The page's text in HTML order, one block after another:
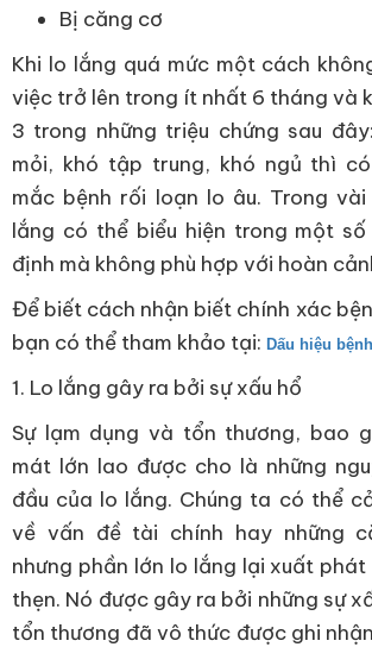
Bị căng cơ
Khi lo lắng quá mức một cách
việc trở lên trong ít nhất 6 tháng và
3 trong những triệu chứng sau
mỏi, khó tập trung, khó ngủ thì
mắc bệnh rối loạn lo âu. Trong
lắng có thể biểu hiện trong một
định mà không phù hợp với hoàn
Để biết cách nhận biết chính xác
bạn có thể tham khảo tại: Dấu hiệu
1. Lo lắng gây ra bởi sự xấu hổ
Sự lạm dụng và tổn thương, bao
mát lớn lao được cho là những
đầu của lo lắng. Chúng ta có thể
về vấn đề tài chính hay những
nhưng phần lớn lo lắng lại xuất
thẹn. Nó được gây ra bởi những sự
tổn thương đã vô thức được ghi